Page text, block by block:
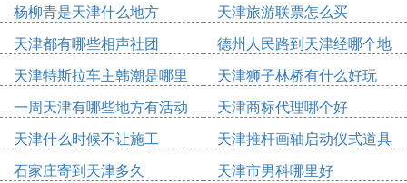
杨柳青是天津什么地方
天津旅游联票怎么买
天津都有哪些相声社团
德州人民路到天津经哪个地
方
天津特斯拉车主韩潮是哪里
天津狮子林桥有什么好玩
一周天津有哪些地方有活动
天津商标代理哪个好
天津什么时候不让施工
天津推杆画轴启动仪式道具
多少钱
石家庄寄到天津多久 天津市男科哪里好